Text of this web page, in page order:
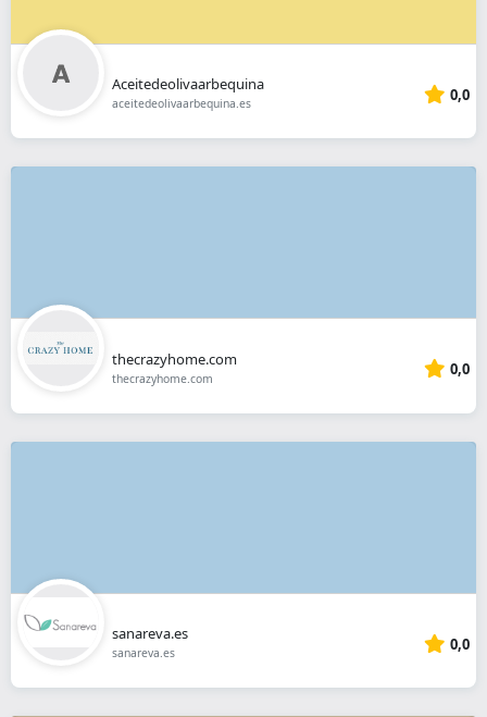
Aceitedeolivaarbequina
aceitedeolivaarbequina.es 0,0
thecrazyhome.com
thecrazyhome.com 0,0
sanareva.es
sanareva.es 0,0